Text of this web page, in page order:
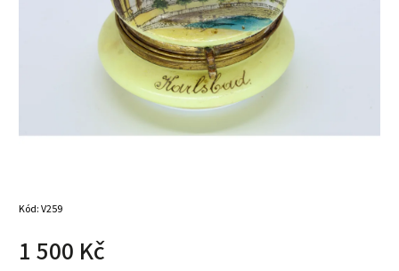
Kód:V259
1 500 Kč